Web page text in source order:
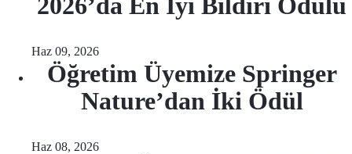
Haz 09, 2026
Öğretim Üyemize Springer
Nature’dan İki Ödül
Haz 08, 2026